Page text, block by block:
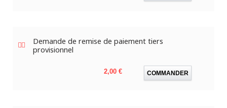
Demande de remise de paiement tiers
provisionnel
Prix
2,00 € COMMANDER